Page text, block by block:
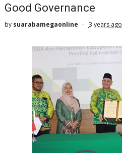
Good Governance
by suarabamegaonline 3 years ago